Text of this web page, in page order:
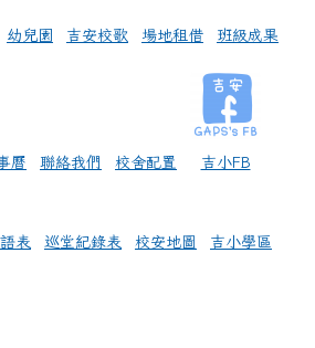
幼兒園 吉安校歌 場地租借 班級成果
曆 聯絡我們 校舍配置 吉小FB
表 巡堂紀錄表 校安地圖 吉小學區